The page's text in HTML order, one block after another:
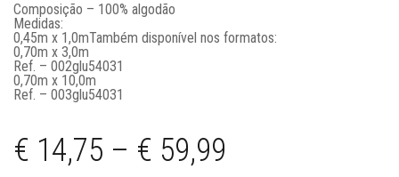
Composição – 100% algodão
Medidas:
0,45m x 1,0mTambém disponível nos formatos:
0,70m x 3,0m
Ref. – 002glu54031
0,70m x 10,0m
Ref. – 003glu54031
€ 14,75 – € 59,99